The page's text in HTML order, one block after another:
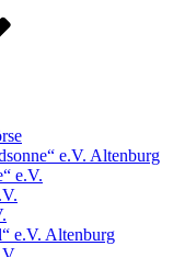
e.V. Altenburg
e.V.
e.V. Altenburg